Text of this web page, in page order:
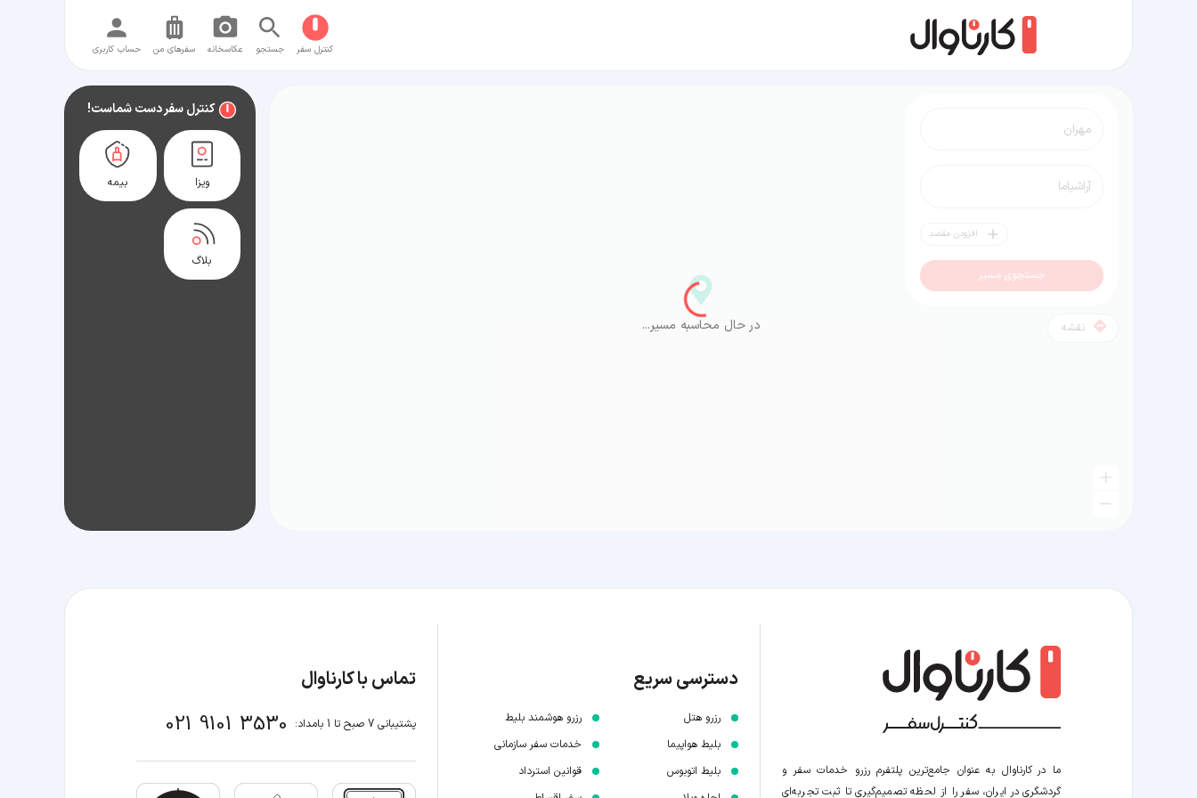
کنترل سفر جستجو عکاسخانه سفر‌های من حساب کاربری
افزودن مقصد
جستجوی مسیر
نقشه در حال محاسبه مسیر...
کنترل سفر دست شماست!
ویزا بیمه
بلاگ
ما در کارناوال به عنوان جامع‌ترین پلتفرم رزرو خدمات سفر و
گردشگری در ایران، سفر را از لحظه‌ تصمیم‌گیری تا ثبت تجربه‌ای
دسترسی سریع
رزرو هتل
بلیط هواپیما
بلیط اتوبوس
رزرو هوشمند بلیط
خدمات سفر سازمانی
قوانین استرداد
تماس با کارناوال
پشتیبانی 7 صبح تا 1 بامداد: 021 9101 3530